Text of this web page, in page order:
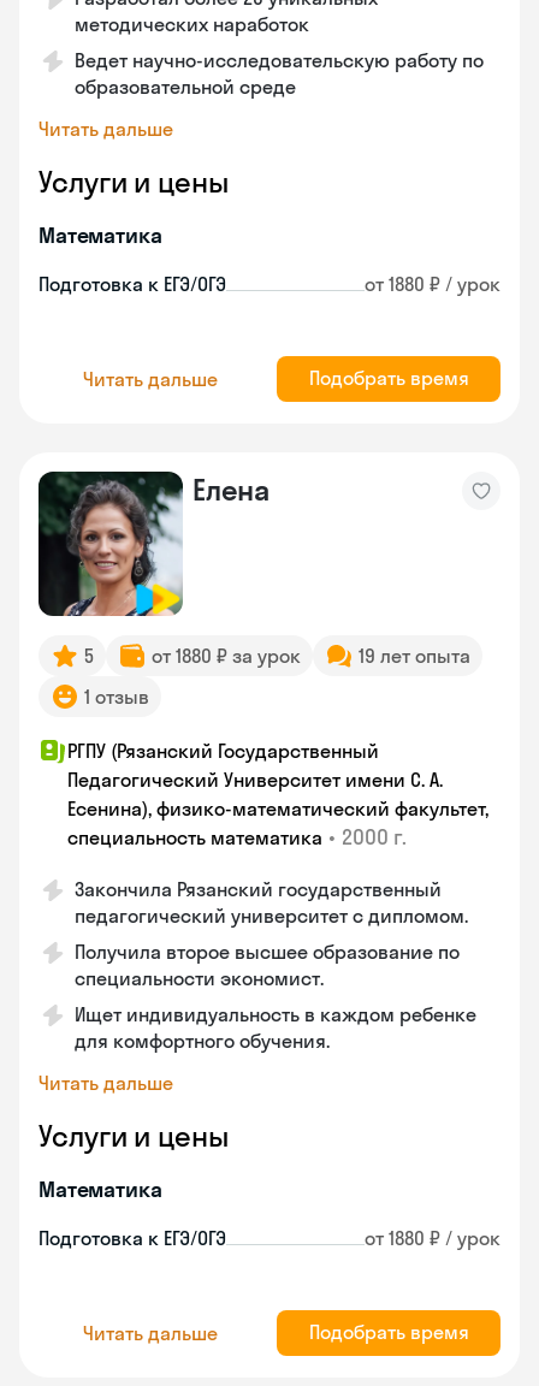
методических наработок
Ведет научно-исследовательскую работу по
образовательной среде
Читать дальше
Услуги и цены
Математика
Подготовка к ЕГЭ/ОГЭ от 1880 ₽ / урок
Читать дальше Подобрать время
Елена
5 от 1880 ₽ за урок
19 лет опыта
1 отзыв
РГПУ (Рязанский Государственный
Педагогический Университет имени С. А.
Есенина), физико-математический факультет,
специальность математика • 2000 г.
Закончилa Рязанский государственный
педагогический университет с дипломом.
Получила второе высшее образование по
специальности экономист.
Ищет индивидуальность в каждом ребенке
для комфортного обучения.
Читать дальше
Услуги и цены
Математика
Подготовка к ЕГЭ/ОГЭ от 1880 ₽ / урок
Читать дальше Подобрать время